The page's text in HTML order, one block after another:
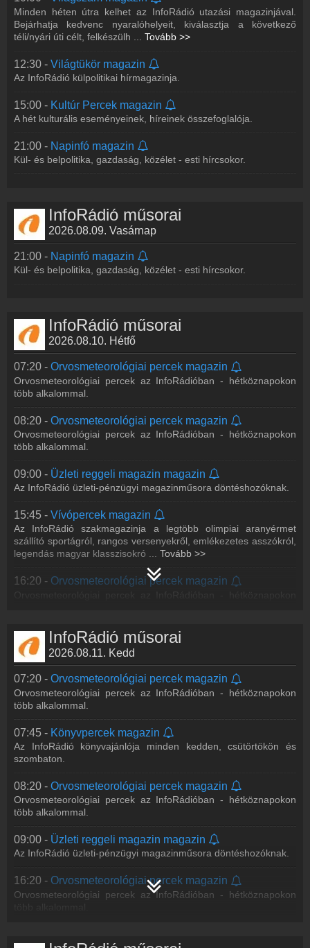
21:00 -Napinfó magazin
Kül- és belpolitika, gazdaság, közélet - esti hírcsokor.
Minden héten útra kelhet az InfoRádió utazási magazinjával.
Bejárhatja kedvenc nyaralóhelyeit, kiválasztja a következő
téli/nyári úti célt, felkészülh
Tovább >>
12:30 - Világtükör magazin
Az InfoRádió külpolitikai hírmagazinja.
15:00 - Kultúr Percek magazin
A hét kulturális eseményeinek, híreinek összefoglalója.
21:00 - Napinfó magazin
Kül- és belpolitika, gazdaság, közélet - esti hírcsokor.
InfoRádió műsorai
2026.08.09. Vasárnap
21:00 - Napinfó magazin
Kül- és belpolitika, gazdaság, közélet - esti hírcsokor.
InfoRádió műsorai
2026.08.10. Hétfő
07:20 - Orvosmeteorológiai percek magazin
Orvosmeteorológiai percek az InfoRádióban - hétköznapokon
több alkalommal.
08:20 - Orvosmeteorológiai percek magazin
Orvosmeteorológiai percek az InfoRádióban - hétköznapokon
több alkalommal.
09:00 - Üzleti reggeli magazin magazin
Az InfoRádió üzleti-pénzügyi magazinműsora döntéshozóknak.
15:45 - Vívópercek magazin
Az InfoRádió szakmagazinja a legtöbb olimpiai aranyérmet
szállító sportágról, rangos versenyekről, emlékezetes asszókról,
legendás magyar klasszisokró ... Tovább >>
16:20 - Orvosmeteorológiai percek magazin
17:20 -Orvosmeteorológiai percek magazin
Orvosmeteorológiai percek az InfoRádióban - hétköznapokon
több alkalommal.
19:00 - Adóinfó magazin
Egy műsor azoknak, akik cégvezetőként nem akarnak eltévedni
középvállalkozások adózásáról tudni kell.
19:30 - Családi hét magazin
érintő hírek, aktualitások, érdekességek, szakértői
beszélgetések, illetve kormányzat...Tovább >>
Ha Önnek sem mindegy, hogy mennyit fizet a gázért, a
villanyért, ha tudni szeretné, hogyan takarékoskodhat az
energiával, hallgassa az InfoRádió magaz...Tovább >>
21:00 - Napinfó magazin
Kül- és belpolitika, gazdaság, közélet - esti hírcsokor.
InfoRádió műsorai
2026.08.11. Kedd
07:20 - Orvosmeteorológiai percek magazin
Orvosmeteorológiai percek az InfoRádióban - hétköznapokon
több alkalommal.
07:45 - Könyvpercek magazin
Az InfoRádió könyvajánlója minden kedden, csütörtökön és
szombaton.
08:20 - Orvosmeteorológiai percek magazin
Orvosmeteorológiai percek az InfoRádióban - hétköznapokon
több alkalommal.
09:00 - Üzleti reggeli magazin magazin
Az InfoRádió üzleti-pénzügyi magazinműsora döntéshozóknak.
16:20 - Orvosmeteorológiai percek magazin
Orvosmeteorológiai percek az InfoRádióban - hétköznapokon